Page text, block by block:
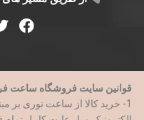
قوانین سایت فروشگاه ساعت
1- خرید کالا از ساعت نوری بر